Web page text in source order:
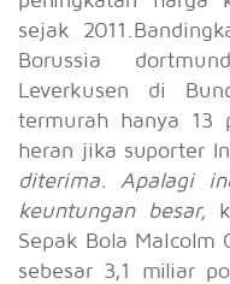
sejak
Borussia
Leverkusen di
termurah hanya 13
heran jika suporter
diterima. Apalagi
keuntungan besar,
Sepak Bola
sebesar 3,1 miliar